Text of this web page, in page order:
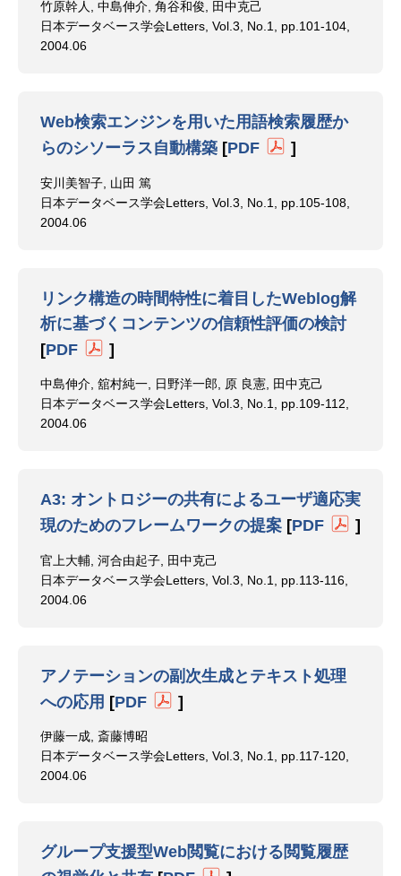
竹原幹人, 中島伸介, 角谷和俊, 田中克己
日本データベース学会Letters, Vol.3, No.1, pp.101-104,
2004.06
Web検索エンジンを用いた用語検索履歴か
らのシソーラス自動構築 [PDF ]
安川美智子, 山田 篤
日本データベース学会Letters, Vol.3, No.1, pp.105-108,
2004.06
リンク構造の時間特性に着目したWeblog解
析に基づくコンテンツの信頼性評価の検討
[PDF ]
中島伸介, 舘村純一, 日野洋一郎, 原 良憲, 田中克己
日本データベース学会Letters, Vol.3, No.1, pp.109-112,
2004.06
A3: オントロジーの共有によるユーザ適応実
現のためのフレームワークの提案 [PDF ]
官上大輔, 河合由起子, 田中克己
日本データベース学会Letters, Vol.3, No.1, pp.113-116,
2004.06
アノテーションの副次生成とテキスト処理
への応用 [PDF ]
伊藤一成, 斎藤博昭
日本データベース学会Letters, Vol.3, No.1, pp.117-120,
2004.06
グループ支援型Web閲覧における閲覧履歴